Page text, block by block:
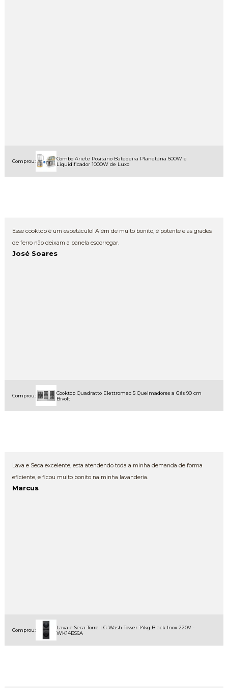
Comprou:
Combo Ariete Positano Batedeira Planetária 600W e
Liquidificador 1000W de Luxo
Esse cooktop é um espetáculo! Além de muito bonito, é potente e as grades
de ferro não deixam a panela escorregar.
José Soares
Comprou:
Cooktop Quadratto Elettromec 5 Queimadores a Gás 90 cm
Bivolt
Lava e Seca excelente, esta atendendo toda a minha demanda de forma
eficiente, e ficou muito bonito na minha lavanderia.
Marcus
Comprou:
Lava e Seca Torre LG Wash Tower 14kg Black Inox 220V -
WK14BS6A